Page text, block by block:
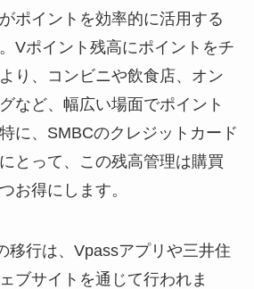
ポイントを効率的に活用する
Vポイント残高にポイントをチ
り、コンビニや飲食店、オン
など、幅広い場面でポイント
に、SMBCのクレジットカード
とって、この残高管理は購買
お得にします。
移行は、Vpassアプリや三井住
ブサイトを通じて行われま